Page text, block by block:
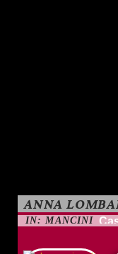
ANNA
IN: MANCINI